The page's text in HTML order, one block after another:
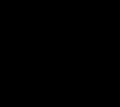
DealClub.